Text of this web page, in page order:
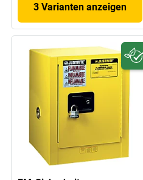
3 Varianten anzeigen